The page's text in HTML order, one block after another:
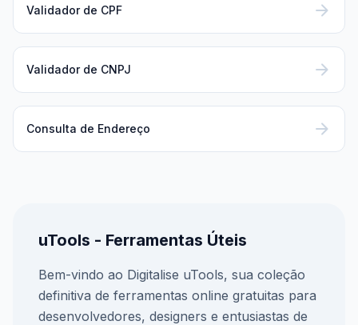
Validador de CPF arrow_forward
Validador de CNPJ arrow_forward
Consulta de Endereço arrow_forward
uTools - Ferramentas Úteis
Bem-vindo ao Digitalise uTools, sua coleção
definitiva de ferramentas online gratuitas para
desenvolvedores, designers e entusiastas de